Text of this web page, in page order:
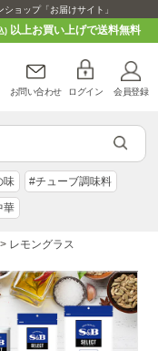
ョップ「お届けサイト」
)以上お買い上げで送料無料
お問い合わせ ログイン 会員登録
味 #チューブ調味料
華
> レモングラス